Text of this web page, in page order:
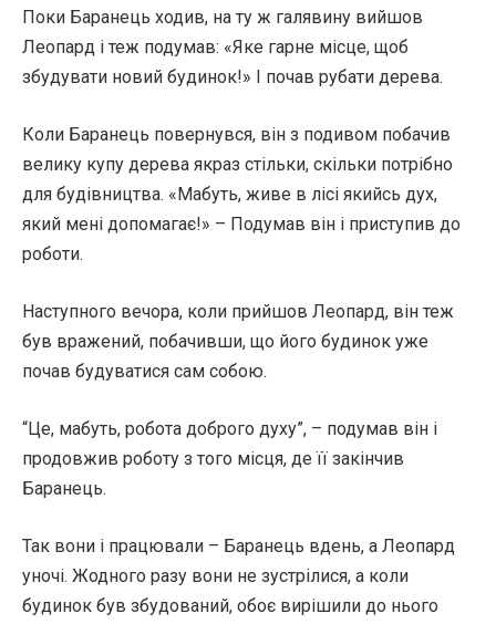
Поки Баранець ходив, на ту ж галявину вийшов
Леопард і теж подумав: «Яке гарне місце, щоб
збудувати новий будинок!» І почав рубати дерева.
Коли Баранець повернувся, він з подивом побачив
велику купу дерева якраз стільки, скільки потрібно
для будівництва. «Мабуть, живе в лісі якийсь дух,
який мені допомагає!» – Подумав він і приступив до
роботи.
Наступного вечора, коли прийшов Леопард, він теж
був вражений, побачивши, що його будинок уже
почав будуватися сам собою.
“Це, мабуть, робота доброго духу”, – подумав він і
продовжив роботу з того місця, де її закінчив
Баранець.
Так вони і працювали – Баранець вдень, а Леопард
уночі. Жодного разу вони не зустрілися, а коли
будинок був збудований, обоє вирішили до нього